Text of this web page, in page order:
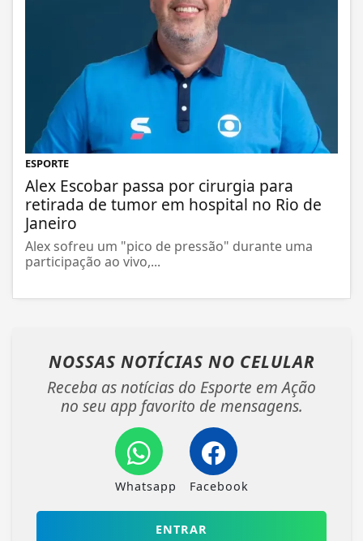
ESPORTE
Alex Escobar passa por cirurgia para
retirada de tumor em hospital no Rio de
Janeiro
Alex sofreu um "pico de pressão" durante uma
participação ao vivo,...
NOSSAS NOTÍCIAS NO CELULAR
Receba as notícias do Esporte em Ação
no seu app favorito de mensagens.
Whatsapp Facebook
ENTRAR